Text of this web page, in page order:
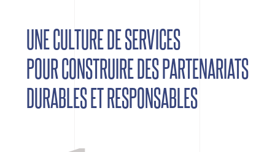
UNE CULTURE DE SERVICES
POUR CONSTRUIRE DES PARTENARIATS
DURABLES ET RESPONSABLES